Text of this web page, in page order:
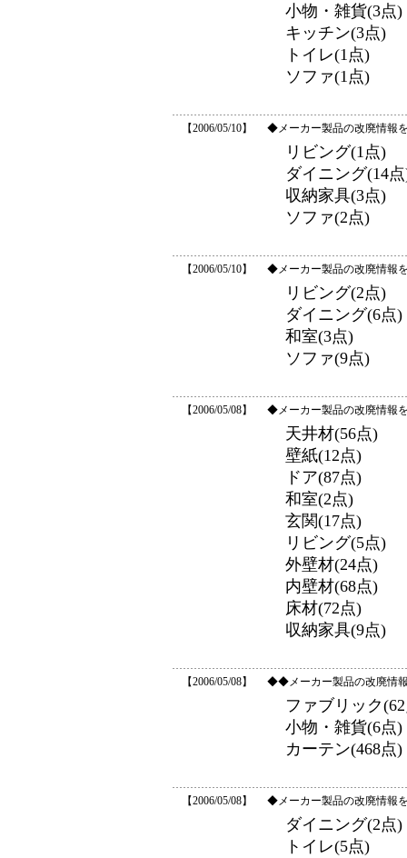
小物・雑貨(3点)
キッチン(3点)
トイレ(1点)
ソファ(1点)
【2006/05/10】 ◆メーカー製品の改廃情報
リビング(1点)
ダイニング(14
収納家具(3点)
ソファ(2点)
【2006/05/10】 ◆メーカー製品の改廃情報
リビング(2点)
ダイニング(6点)
和室(3点)
ソファ(9点)
【2006/05/08】 ◆メーカー製品の改廃情報
天井材(56点)
壁紙(12点)
ドア(87点)
和室(2点)
玄関(17点)
リビング(5点)
外壁材(24点)
内壁材(68点)
床材(72点)
収納家具(9点)
【2006/05/08】 ◆◆メーカー製品の改廃情
ファブリック
小物・雑貨(6点)
カーテン(468点)
【2006/05/08】 ◆メーカー製品の改廃情報
ダイニング(2点)
トイレ(5点)